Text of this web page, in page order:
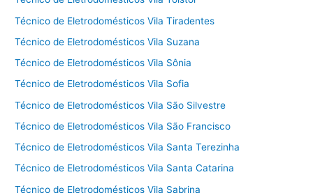
Técnico de Eletrodomésticos Vila Tiradentes
Técnico de Eletrodomésticos Vila Suzana
Técnico de Eletrodomésticos Vila Sônia
Técnico de Eletrodomésticos Vila Sofia
Técnico de Eletrodomésticos Vila São Silvestre
Técnico de Eletrodomésticos Vila São Francisco
Técnico de Eletrodomésticos Vila Santa Terezinha
Técnico de Eletrodomésticos Vila Santa Catarina
Técnico de Eletrodomésticos Vila Sabrina